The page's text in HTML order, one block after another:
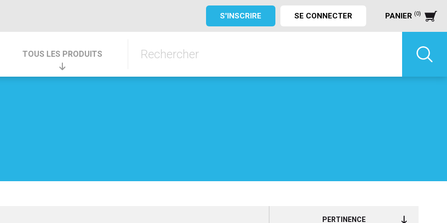
S'INSCRIRE SE CONNECTER PANIER (0)
TOUS LES PRODUITS
PERTINENCE